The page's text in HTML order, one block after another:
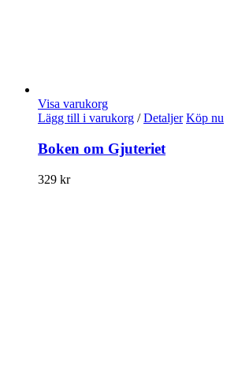
Visa varukorg
Lägg till i varukorg / Detaljer Köp nu
Boken om Gjuteriet
329 kr